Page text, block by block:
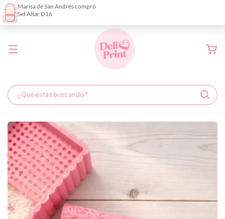
Demora de fabricación hasta 6 días hábiles